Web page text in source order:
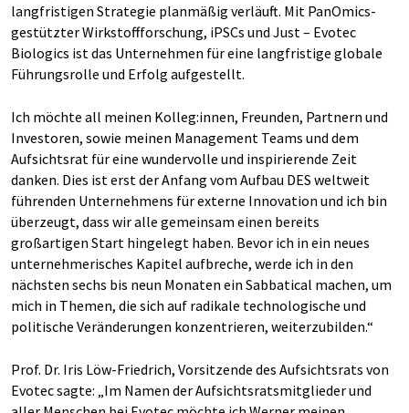
langfristigen Strategie planmäßig verläuft. Mit PanOmics-
gestützter Wirkstoffforschung, iPSCs und Just – Evotec
Biologics ist das Unternehmen für eine langfristige globale
Führungsrolle und Erfolg aufgestellt.
Ich möchte all meinen Kolleg:innen, Freunden, Partnern und
Investoren, sowie meinen Management Teams und dem
Aufsichtsrat für eine wundervolle und inspirierende Zeit
danken. Dies ist erst der Anfang vom Aufbau DES weltweit
führenden Unternehmens für externe Innovation und ich bin
überzeugt, dass wir alle gemeinsam einen bereits
großartigen Start hingelegt haben. Bevor ich in ein neues
unternehmerisches Kapitel aufbreche, werde ich in den
nächsten sechs bis neun Monaten ein Sabbatical machen, um
mich in Themen, die sich auf radikale technologische und
politische Veränderungen konzentrieren, weiterzubilden.“
Prof. Dr. Iris Löw-Friedrich, Vorsitzende des Aufsichtsrats von
Evotec sagte: „Im Namen der Aufsichtsratsmitglieder und